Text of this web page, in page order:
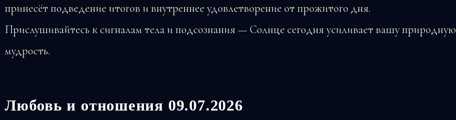
принесёт подведение итогов и внутреннее удовлетворение от прожитого дня.
Прислушивайтесь к сигналам тела и подсознания — Солнце сегодня усиливает вашу природную
мудрость.
Любовь и отношения 09.07.2026